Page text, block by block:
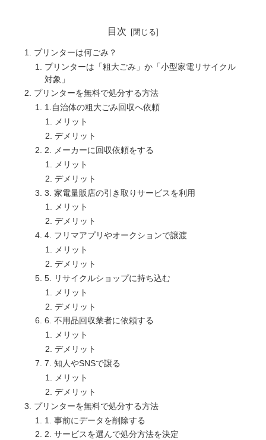
目次
プリンターは何ごみ？
プリンターは「粗大ごみ」か「小型家電リサイクル
対象」
プリンターを無料で処分する方法
1.自治体の粗大ごみ回収へ依頼
メリット
デメリット
2. メーカーに回収依頼をする
メリット
デメリット
3. 家電量販店の引き取りサービスを利用
メリット
デメリット
4. フリマアプリやオークションで譲渡
メリット
デメリット
5. リサイクルショップに持ち込む
メリット
デメリット
6. 不用品回収業者に依頼する
メリット
デメリット
7. 知人やSNSで譲る
メリット
デメリット
プリンターを無料で処分する方法
1. 事前にデータを削除する
2. サービスを選んで処分方法を決定